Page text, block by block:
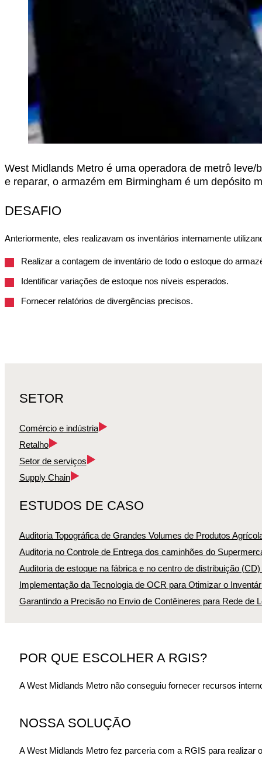
West Midlands Metro é uma operadora de metrô
e reparar, o armazém em Birmingham é um depósito
DESAFIO
Anteriormente, eles realizavam os inventários internamente
Realizar a contagem de inventário de todo o estoque do
Identificar variações de estoque nos níveis esperados.
Fornecer relatórios de divergências precisos.
SETOR
Comércio e indústria
Retalho
Setor de serviços
Supply Chain
ESTUDOS DE CASO
Auditoria Topográfica de Grandes Volumes de Produtos
Auditoria no Controle de Entrega dos caminhões do
Auditoria de estoque na fábrica e no centro de distribuição
Implementação da Tecnologia de OCR para Otimizar o
Garantindo a Precisão no Envio de Contêineres para Rede de
POR QUE ESCOLHER A RGIS?
A West Midlands Metro não conseguiu fornecer recursos
NOSSA SOLUÇÃO
A West Midlands Metro fez parceria com a RGIS para realizar